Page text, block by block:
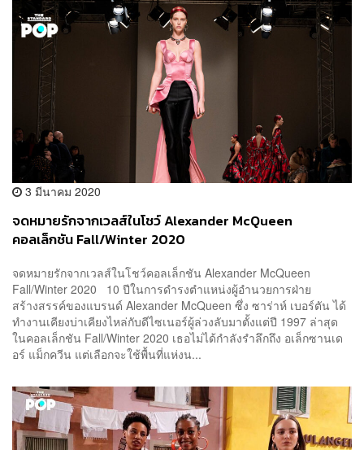
3 มีนาคม 2020
จดหมายรักจากเวลส์ในโชว์ Alexander McQueen
คอลเล็กชัน Fall/Winter 2020
จดหมายรักจากเวลส์ในโชว์คอลเล็กชัน Alexander McQueen
Fall/Winter 2020 10 ปีในการดำรงตำแหน่งผู้อำนวยการฝ่าย
สร้างสรรค์ของแบรนด์ Alexander McQueen ซึ่ง ซาร่าห์ เบอร์ตัน ได้
ทำงานเคียงบ่าเคียงไหล่กับดีไซเนอร์ผู้ล่วงลับมาตั้งแต่ปี 1997 ล่าสุด
ในคอลเล็กชัน Fall/Winter 2020 เธอไม่ได้กำลังรำลึกถึง อเล็กซานเด
อร์ แม็กควีน แต่เลือกจะใช้พื้นที่แห่งน...